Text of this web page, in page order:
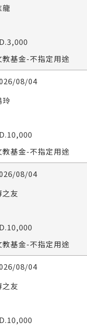
龍
教基金-不指定用途
08/04
玲
教基金-不指定用途
08/04
之友
教基金-不指定用途
08/04
之友